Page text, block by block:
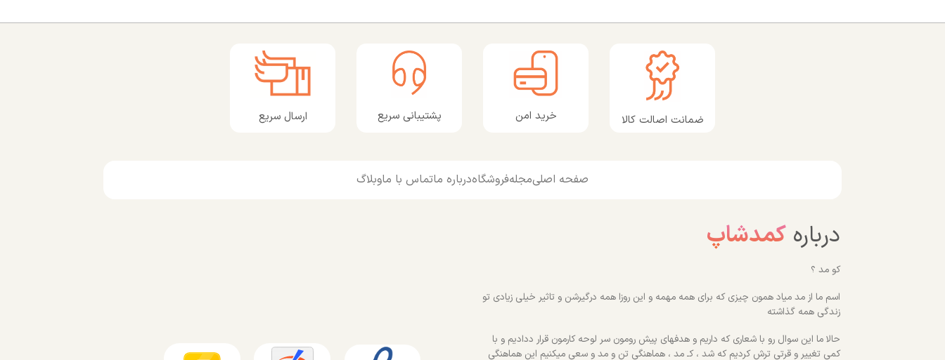
ضمانت اصالت کالا خرید امن پشتیبانی سریع ارسال سریع
صفحه اصلیمجلهفروشگاهدرباره ماتماس با ماوبلاگ
دربارهکمدشاپ
کو مد ؟
اسم ما از مد میاد همون چیزی که برای همه مهمه و این روزا همه درگیرشن و تاثیر خیلی زیادی تو
زندگی همه گذاشته
حالا ما این سوال رو با شعاری که داریم و هدفهای پیش رومون سر لوحه کارمون قرار ددادیم و با
کمی تغییر و قرتی ترش کردیم که شد ، کـ مد ، هماهنگی تن و مد و سعی میکنیم این هماهنگی